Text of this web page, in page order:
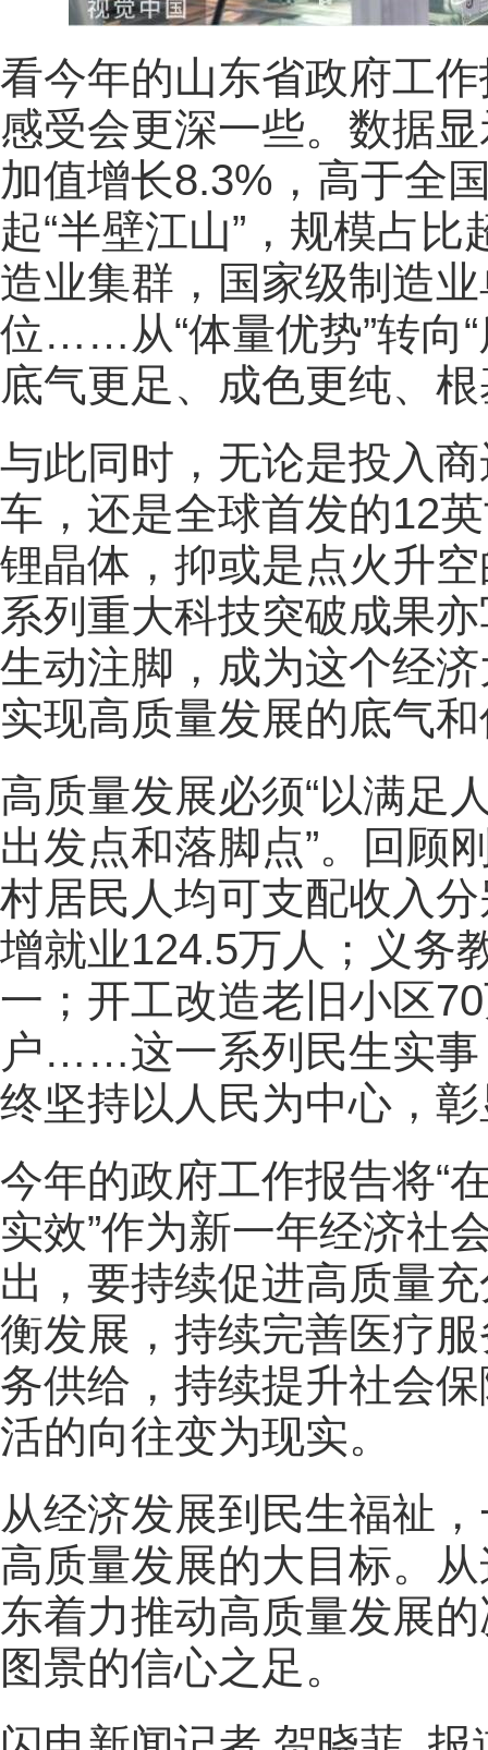
看今年的山东省政府工
感受会更深一些。数据
加值增长8.3%，高于全
起“半壁江山”，规模占
造业集群，国家级制造
位……从“体量优势”转向
底气更足、成色更纯、
与此同时，无论是投入
车，还是全球首发的12
锂晶体，抑或是点火升
系列重大科技突破成果
生动注脚，成为这个经
实现高质量发展的底气
高质量发展必须“以满足
出发点和落脚点”。回顾
村居民人均可支配收入
增就业124.5万人；义务
一；开工改造老旧小区
户……这一系列民生实事
终坚持以人民为中心，
今年的政府工作报告将“
实效”作为新一年经济社
出，要持续促进高质量
衡发展，持续完善医疗
务供给，持续提升社会
活的向往变为现实。
从经济发展到民生福祉
高质量发展的大目标。
东着力推动高质量发展
图景的信心之足。